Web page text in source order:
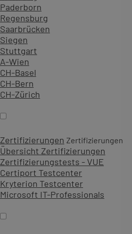
Paderborn
Regensburg
Saarbrücken
Siegen
Stuttgart
A-Wien
CH-Basel
CH-Bern
CH-Zürich
Zertifizierungen Zertifizierungen
Übersicht Zertifizierungen
Zertifizierungstests - VUE
Certiport Testcenter
Kryterion Testcenter
Microsoft IT-Professionals